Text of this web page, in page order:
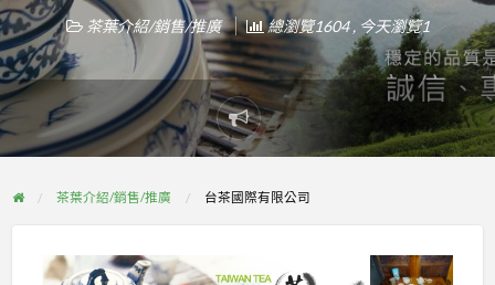
茶葉介紹/銷售/推廣 總瀏覽1604 , 今天瀏覽1
Report
problem
茶葉介紹/銷售/推廣 台茶國際有限公司